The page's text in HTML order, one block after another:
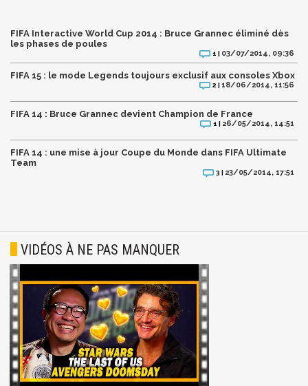
FIFA Interactive World Cup 2014 : Bruce Grannec éliminé dès
les phases de poules
1 | 03/07/2014, 09:36
FIFA 15 : le mode Legends toujours exclusif aux consoles Xbox
2 |18/06/2014, 11:56
FIFA 14 : Bruce Grannec devient Champion de France
1 | 26/05/2014, 14:51
FIFA 14 : une mise à jour Coupe du Monde dans FIFA Ultimate
Team
3 | 23/05/2014, 17:51
VIDÉOS À NE PAS MANQUER